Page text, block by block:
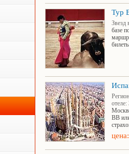
Тур
Звезд
базе
отеле:
ВВ